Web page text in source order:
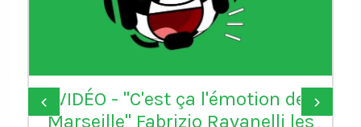
VIDÉO - "C'est ça l'émotion de
Marseille" Fabrizio Ravanelli les
‹ ›